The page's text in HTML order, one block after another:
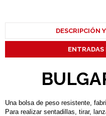
DESCRIPCIÓN
ENTRADAS
Una bolsa de peso resistente,
Para realizar sentadillas, tirar,